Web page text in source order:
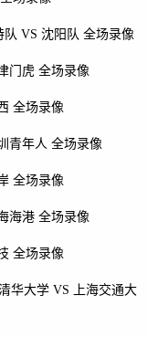
队 VS 沈阳队 全场录像
门虎 全场录像
全场录像
青年人 全场录像
全场录像
海港 全场录像
全场录像
华大学 VS 上海交通大